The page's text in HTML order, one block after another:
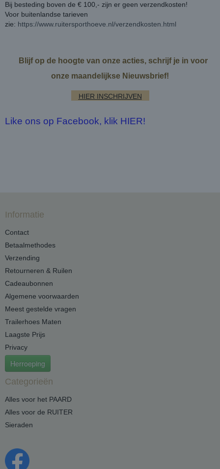
Bij besteding boven de € 100,- zijn er geen verzendkosten!
Voor buitenlandse tarieven
zie: https://www.ruitersporthoeve.nl/verzendkosten.html
Blijf op de hoogte van onze acties, schrijf je in voor
onze maandelijkse Nieuwsbrief!
HIER INSCHRIJVEN
Like ons op Facebook, klik HIER!
Informatie
Contact
Betaalmethodes
Verzending
Retourneren & Ruilen
Cadeaubonnen
Algemene voorwaarden
Meest gestelde vragen
Trailerhoes Maten
Laagste Prijs
Privacy
Herroeping
Categorieën
Alles voor het PAARD
Alles voor de RUITER
Sieraden